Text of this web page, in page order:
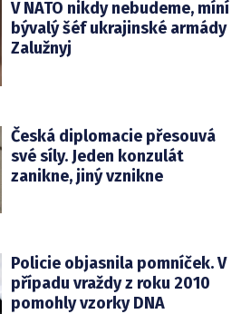
V NATO nikdy nebudeme, míní
bývalý šéf ukrajinské armády
Zalužnyj
Česká diplomacie přesouvá
své síly. Jeden konzulát
zanikne, jiný vznikne
Policie objasnila pomníček. V
případu vraždy z roku 2010
pomohly vzorky DNA